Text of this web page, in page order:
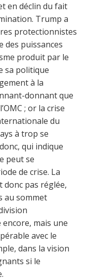
en déclin du fait
Trump a
protectionnistes
puissances
produit par le
sa politique
à la
donnant que
; or la crise
du
à trop se
qui indique
peut se
de crise. La
donc pas réglée,
au sommet
mais une
avec le
dans la vision
si le